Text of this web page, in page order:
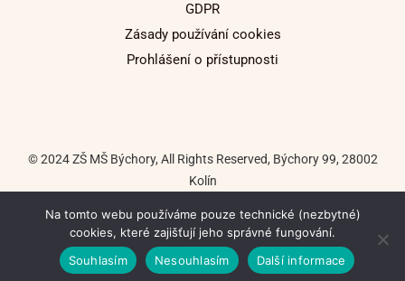
GDPR
Zásady používání cookies
Prohlášení o přístupnosti
© 2024 ZŠ MŠ Býchory, All Rights Reserved, Býchory 99, 28002
Kolín
Tvorba internetových stránek: Tomáš Macháč
Na tomto webu používáme pouze technické (nezbytné)
cookies, které zajišťují jeho správné fungování.
Souhlasím
Nesouhlasím Další informace